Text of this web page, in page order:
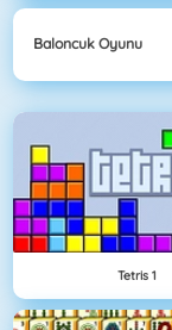
Baloncuk Oyunu
Tetris 1